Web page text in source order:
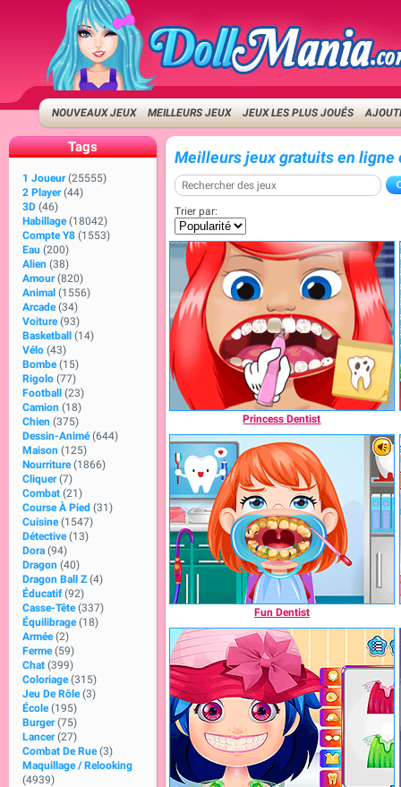
NOUVEAUX JEUX MEILLEURS JEUX JEUX LES PLUS JOUÉS
Tags
1 Joueur (25555)
2 Player (44)
3D (46)
Habillage (18042)
Compte Y8 (1553)
Eau (200)
Alien (38)
Amour (820)
Animal (1556)
Arcade (34)
Voiture (93)
Basketball
(14)
Vélo (43)
Bombe (15)
Rigolo (77)
Football
(23)
Camion (18)
Chien (375)
Dessin-Animé (644)
Maison (125)
Nourriture (1866)
Cliquer (7)
Combat (21)
Course À Pied (31)
Cuisine (1547)
Détective (13)
Dora (94)
Dragon (40)
Dragon Ball Z (4)
Éducatif (92)
Casse-Tête (337)
Équilibrage (18)
Armée (2)
Ferme (59)
Chat (399)
Coloriage (315)
Jeu De Rôle (3)
École (195)
Burger (75)
Lancer (27)
Combat De Rue (3)
Maquillage / Relooking
(4939)
Meilleurs jeux gratuits en ligne
Trier par:
Princess Dentist
Fun Dentist